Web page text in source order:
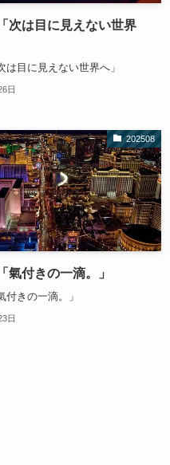
次は目に見えない世界
は目に見えない世界へ」
日
202508
氣付きの一滴。」
付きの一滴。」
日